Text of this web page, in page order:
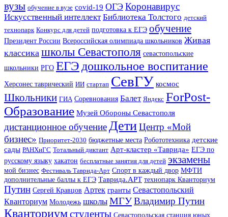
вузы обучение в вузе covid-19 ОГЭ Коронавирус
Искусственный интеллект Библиотека Толстого детский
технопарк Конкурс для детей подготовка к ЕГЭ обучение
Президент России Всероссийская олимпиада школьников Живая
классика школы Севастополя севастопольские
школьники РГО ЕГЭ дошкольное воспитание
Херсонес таврический ИИ стартап СевГУ космос
Школьники ГИА Соревнования Балет Яндекс ForPost-
Образование Музей Обороны Севастополя
дистанционное обучениеДетиЦентр «Мой
бизнес» Приоритет-2030 бюджетные места Робототехника детские
сады РАНХиГС Тотальный диктант Арт-кластер «Таврида» ЕГЭ по
русскому языку хакатон бесплатные занятия для детей экзамены
мой бизнес Фестиваль Таврида-Арт Спорт в каждый двор МФТИ
дополнительные баллы к ЕГЭ Таврида.АРТ технопарк Кванториум
Путин Сергей Кравцов Артек гранты Севастопольский
Кванториум Молодежь школы МГУВладимир Путин
Кванториумстуденты Севастопольская станция юных